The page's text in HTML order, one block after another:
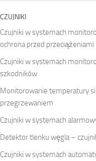
CZUJNIKI
Czujniki w systemach
ochrona przed przeciążeniami
Czujniki w systemach
szkodników
Monitorowanie temperatury
przegrzewaniem
Czujniki w systemach
Detektor tlenku węgla –
Czujniki w systemach